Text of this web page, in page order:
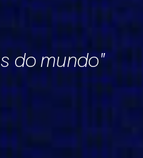
do mundo"